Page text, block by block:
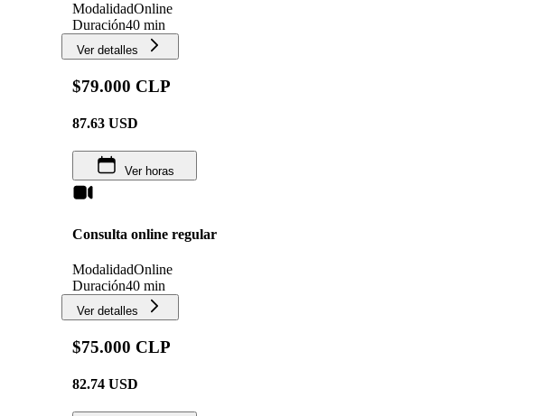
ModalidadOnline
Duración40 min
Ver detalles
$79.000 CLP
87.63 USD
Ver horas
Consulta online regular
ModalidadOnline
Duración40 min
Ver detalles
$75.000 CLP
82.74 USD